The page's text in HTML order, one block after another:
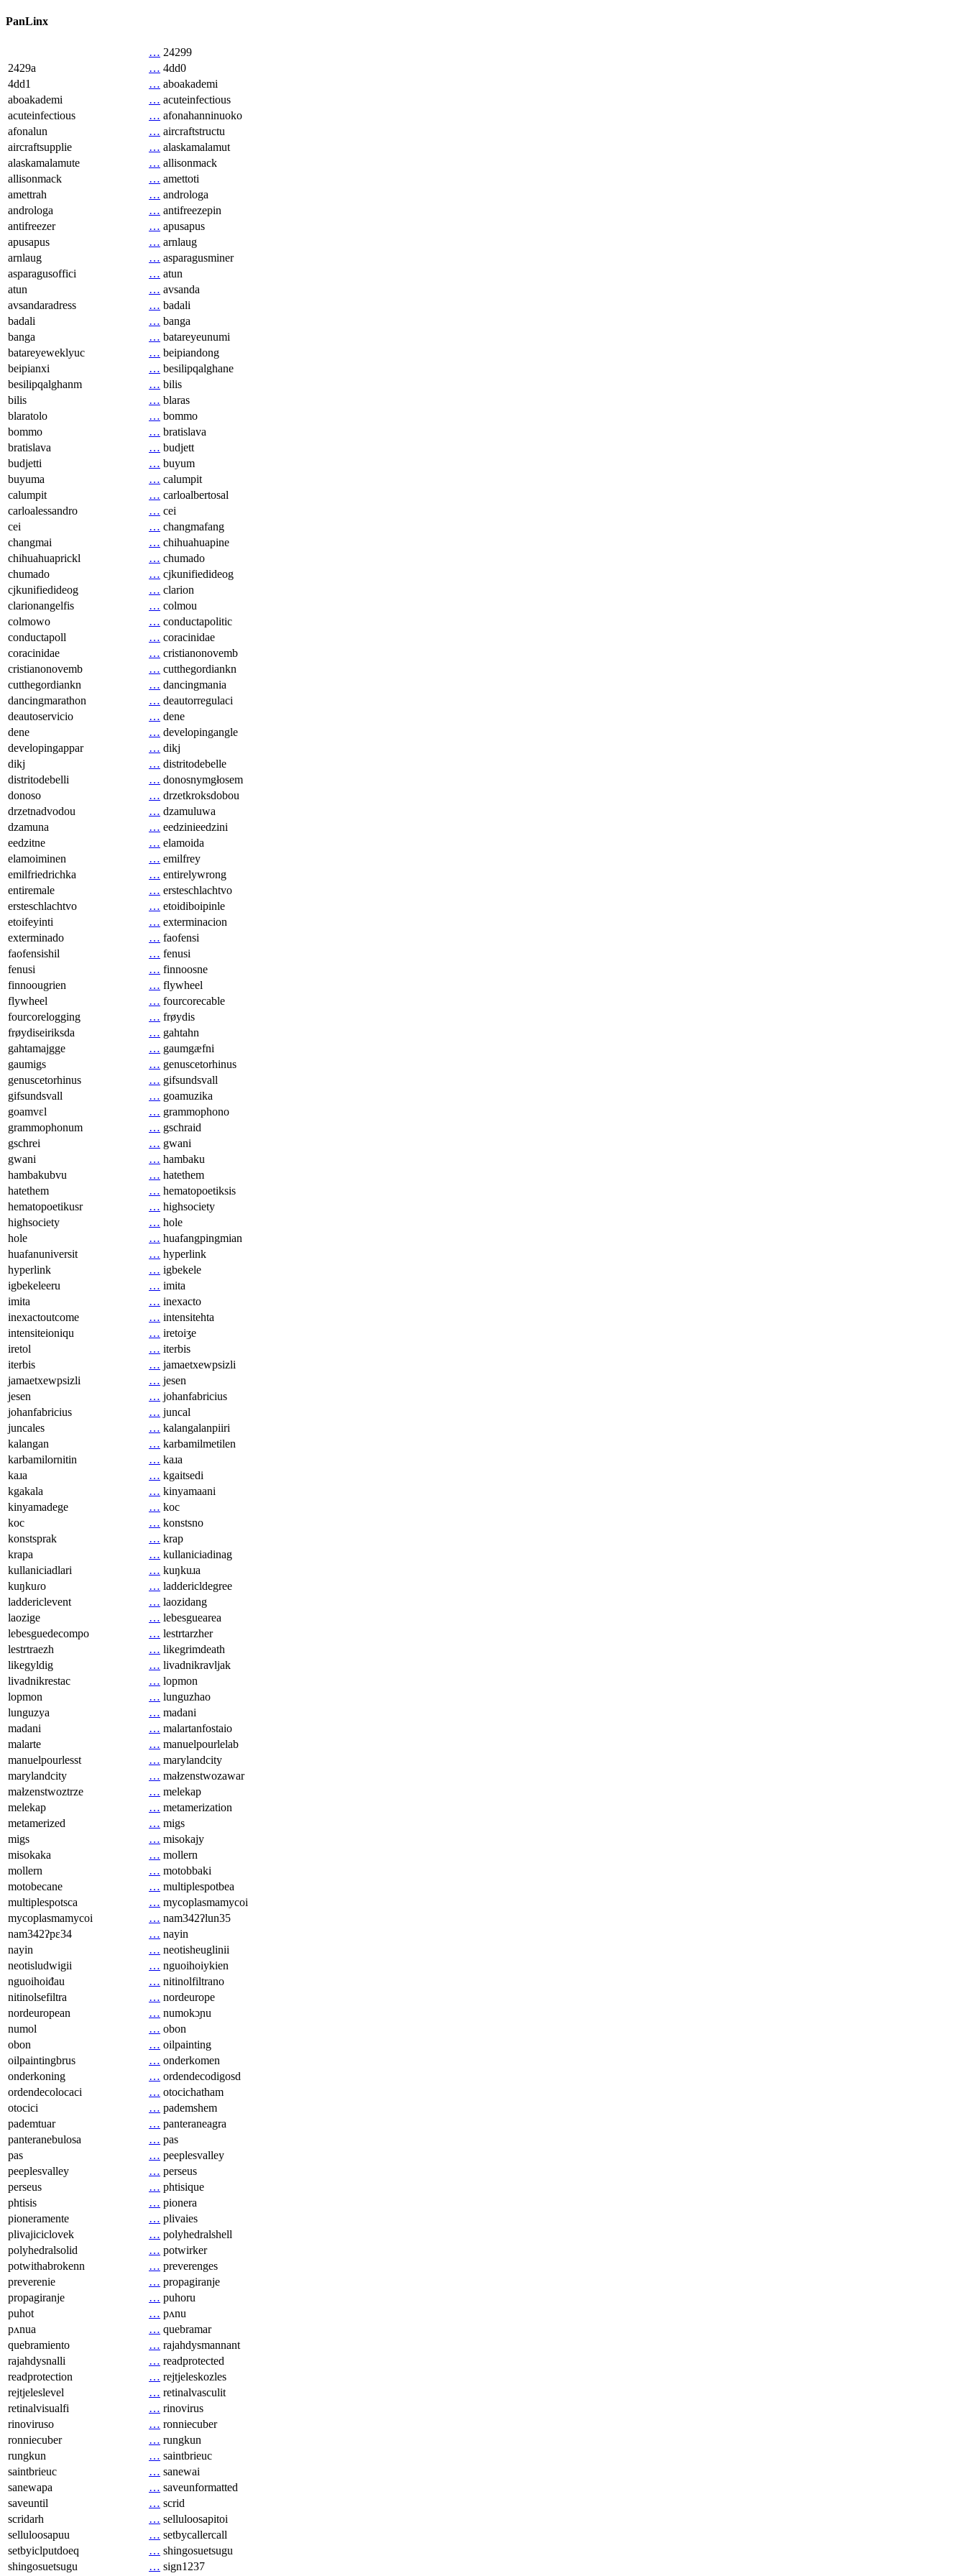
PanLinx
… 24299
2429a
… 4dd0
4dd1
… aboakademi
aboakademi
… acuteinfectious
acuteinfectious
… afonahanninuoko
afonalun
… aircraftstructu
aircraftsupplie
… alaskamalamut
alaskamalamute
… allisonmack
allisonmack
… amettoti
amettrah
… androloga
androloga
… antifreezepin
antifreezer
… apusapus
apusapus
… arnlaug
arnlaug
… asparagusminer
asparagusoffici
… atun
atun
… avsanda
avsandaradress
… badali
badali
… banga
banga
… batareyeunumi
batareyeweklyuc
… beipiandong
beipianxi
… besilipqalghane
besilipqalghanm
… bilis
bilis
… blaras
blaratolo
… bommo
bommo
… bratislava
bratislava
… budjett
budjetti
… buyum
buyuma
… calumpit
calumpit
… carloalbertosal
carloalessandro
… cei
cei
… changmafang
changmai
… chihuahuapine
chihuahuaprickl
… chumado
chumado
… cjkunifiedideog
cjkunifiedideog
… clarion
clarionangelfis
… colmou
colmowo
… conductapolitic
conductapoll
… coracinidae
coracinidae
… cristianonovemb
cristianonovemb
… cutthegordiankn
cutthegordiankn
… dancingmania
dancingmarathon
… deautorregulaci
deautoservicio
… dene
dene
… developingangle
developingappar
… dikj
dikj
… distritodebelle
distritodebelli
… donosnymgłosem
donoso
… drzetkroksdobou
drzetnadvodou
… dzamuluwa
dzamuna
… eedzinieedzini
eedzitne
… elamoida
elamoiminen
… emilfrey
emilfriedrichka
… entirelywrong
entiremale
… ersteschlachtvo
ersteschlachtvo
… etoidiboipinle
etoifeyinti
… exterminacion
exterminado
… faofensi
faofensishil
… fenusi
fenusi
… finnoosne
finnoougrien
… flywheel
flywheel
… fourcorecable
fourcorelogging
… frøydis
frøydiseiriksda
… gahtahn
gahtamajgge
… gaumgæfni
gaumigs
… genuscetorhinus
genuscetorhinus
… gifsundsvall
gifsundsvall
… goamuzika
goamvɛl
… grammophono
grammophonum
… gschraid
gschrei
… gwani
gwani
… hambaku
hambakubvu
… hatethem
hatethem
… hematopoetiksis
hematopoetikusr
… highsociety
highsociety
… hole
hole
… huafangpingmian
huafanuniversit
… hyperlink
hyperlink
… igbekele
igbekeleeru
… imita
imita
… inexacto
inexactoutcome
… intensitehta
intensiteioniqu
… iretoiʒe
iretol
… iterbis
iterbis
… jamaetxewpsizli
jamaetxewpsizli
… jesen
jesen
… johanfabricius
johanfabricius
… juncal
juncales
… kalangalanpiiri
kalangan
… karbamilmetilen
karbamilornitin
… kaɹa
kaɹa
… kgaitsedi
kgakala
… kinyamaani
kinyamadege
… koc
koc
… konstsno
konstsprak
… krap
krapa
… kullaniciadinag
kullaniciadlari
… kuŋkuɹa
kuŋkuɾo
… laddericldegree
laddericlevent
… laozidang
laozige
… lebesguearea
lebesguedecompo
… lestrtarzher
lestrtraezh
… likegrimdeath
likegyldig
… livadnikravljak
livadnikrestac
… lopmon
lopmon
… lunguzhao
lunguzya
… madani
madani
… malartanfostaio
malarte
… manuelpourlelab
manuelpourlesst
… marylandcity
marylandcity
… małzenstwozawar
małzenstwoztrze
… melekap
melekap
… metamerization
metamerized
… migs
migs
… misokajy
misokaka
… mollern
mollern
… motobbaki
motobecane
… multiplespotbea
multiplespotsca
… mycoplasmamycoi
mycoplasmamycoi
… nam342ʔlun35
nam342ʔpɛ34
… nayin
nayin
… neotisheuglinii
neotisludwigii
… nguoihoiykien
nguoihoiđau
… nitinolfiltrano
nitinolsefiltra
… nordeurope
nordeuropean
… numokɔɲu
numol
… obon
obon
… oilpainting
oilpaintingbrus
… onderkomen
onderkoning
… ordendecodigosd
ordendecolocaci
… otocichatham
otocici
… pademshem
pademtuar
… panteraneagra
panteranebulosa
… pas
pas
… peeplesvalley
peeplesvalley
… perseus
perseus
… phtisique
phtisis
… pionera
pioneramente
… plivaies
plivajiciclovek
… polyhedralshell
polyhedralsolid
… potwirker
potwithabrokenn
… preverenges
preverenie
… propagiranje
propagiranje
… puhoru
puhot
… pʌnu
pʌnua
… quebramar
quebramiento
… rajahdysmannant
rajahdysnalli
… readprotected
readprotection
… rejtjeleskozles
rejtjeleslevel
… retinalvasculit
retinalvisualfi
… rinovirus
rinoviruso
… ronniecuber
ronniecuber
… rungkun
rungkun
… saintbrieuc
saintbrieuc
… sanewai
sanewapa
… saveunformatted
saveuntil
… scrid
scridarh
… selluloosapitoi
selluloosapuu
… setbycallercall
setbyiclputdoeq
… shingosuetsugu
shingosuetsugu
… sign1237